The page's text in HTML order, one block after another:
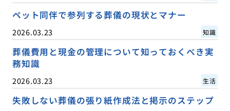
ペット同伴で参列する葬儀の現状とマナー
2026.03.23 知識
葬儀費用と現金の管理について知っておくべき実
務知識
2026.03.23 生活
失敗しない葬儀の張り紙作成法と掲示のステップ